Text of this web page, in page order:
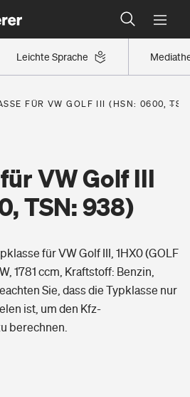
Leichte Sprache
finden
Region eingestuft
Versicherer finden
FÜR VW GOLF III (HSN: 0600,
VW Golf III
TSN: 938)
für VW Golf III, 1HX0 (GOLF
1781 ccm, Kraftstoff: Benzin,
Sie, dass die Typklasse nur
ist, um den Kfz-
berechnen.